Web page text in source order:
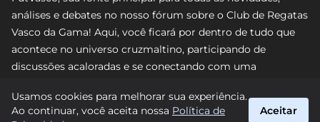
análises e debates no nosso fórum sobre o Club de Regatas
Vasco da Gama! Aqui, você ficará por dentro de tudo que
acontece no universo cruzmaltino, participando de
discussões acaloradas e se conectando com uma
nenhum lance e acompanhe de perto o caminho do Vasco
rumo às vitórias! #Vasco #FutVasco
Usamos cookies para melhorar sua experiência.
Ao continuar, você aceita nossa Política de
Aceitar